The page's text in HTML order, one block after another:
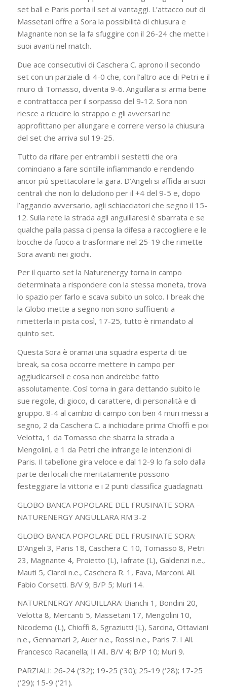
set ball e Paris porta il set ai vantaggi. L’attacco out di
Massetani offre a Sora la possibilità di chiusura e
Magnante non se la fa sfuggire con il 26-24 che mette i
suoi avanti nel match.
Due ace consecutivi di Caschera C. aprono il secondo
set con un parziale di 4-0 che, con l’altro ace di Petri e il
muro di Tomasso, diventa 9-6. Anguillara si arma bene
e contrattacca per il sorpasso del 9-12. Sora non
riesce a ricucire lo strappo e gli avversari ne
approfittano per allungare e correre verso la chiusura
del set che arriva sul 19-25.
Tutto da rifare per entrambi i sestetti che ora
cominciano a fare scintille infiammando e rendendo
ancor più spettacolare la gara. D’Angeli si affida ai suoi
centrali che non lo deludono per il +4 del 9-5 e, dopo
l’aggancio avversario, agli schiacciatori che segno il 15-
12. Sulla rete la strada agli anguillaresi è sbarrata e se
qualche palla passa ci pensa la difesa a raccogliere e le
bocche da fuoco a trasformare nel 25-19 che rimette
Sora avanti nei giochi.
Per il quarto set la Naturenergy torna in campo
determinata a rispondere con la stessa moneta, trova
lo spazio per farlo e scava subito un solco. I break che
la Globo mette a segno non sono sufficienti a
rimetterla in pista così, 17-25, tutto è rimandato al
quinto set.
Questa Sora è oramai una squadra esperta di tie
break, sa cosa occorre mettere in campo per
aggiudicarseli e cosa non andrebbe fatto
assolutamente. Così torna in gara dettando subito le
sue regole, di gioco, di carattere, di personalità e di
gruppo. 8-4 al cambio di campo con ben 4 muri messi a
segno, 2 da Caschera C. a inchiodare prima Chioffi e poi
Velotta, 1 da Tomasso che sbarra la strada a
Mengolini, e 1 da Petri che infrange le intenzioni di
Paris. Il tabellone gira veloce e dal 12-9 lo fa solo dalla
parte dei locali che meritatamente possono
festeggiare la vittoria e i 2 punti classifica guadagnati.
GLOBO BANCA POPOLARE DEL FRUSINATE SORA –
NATURENERGY ANGULLARA RM 3-2
GLOBO BANCA POPOLARE DEL FRUSINATE SORA:
D’Angeli 3, Paris 18, Caschera C. 10, Tomasso 8, Petri
23, Magnante 4, Proietto (L), Iafrate (L), Galdenzi n.e.,
Mauti 5, Ciardi n.e., Caschera R. 1, Fava, Marconi. All.
Fabio Corsetti. B/V 9; B/P 5; Muri 14.
NATURENERGY ANGUILLARA: Bianchi 1, Bondini 20,
Velotta 8, Mercanti 5, Massetani 17, Mengolini 10,
Nicodemo (L), Chioffi 8, Sgraziutti (L), Sarcina, Ottaviani
n.e., Gennamari 2, Auer n.e., Rossi n.e., Paris 7. I All.
Francesco Racanella; II All.. B/V 4; B/P 10; Muri 9.
PARZIALI: 26-24 (‘32); 19-25 (‘30); 25-19 (‘28); 17-25
(‘29); 15-9 (‘21).